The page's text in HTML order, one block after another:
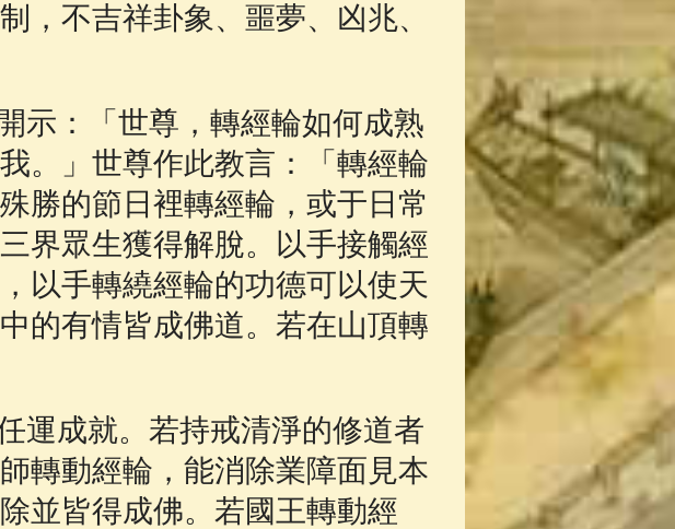
，不吉祥卦象、噩夢、凶兆、
示：「世尊，轉經輪如何成熟
。」世尊作此教言：「轉經輪
勝的節日裡轉經輪，或于日常
界眾生獲得解脫。以手接觸經
以手轉繞經輪的功德可以使天
的有情皆成佛道。若在山頂轉
運成就。若持戒清淨的修道者
轉動經輪，能消除業障面見本
並皆得成佛。若國王轉動經